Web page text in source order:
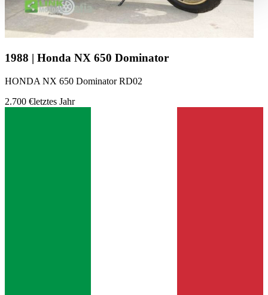
haben oder die sie im Rahmen Ihrer Nutzung der Dienste
gesammelt haben.Datenschutzerklärung
1988 | Honda NX 650 Dominator
HONDA NX 650 Dominator RD02
2.700 €letztes Jahr